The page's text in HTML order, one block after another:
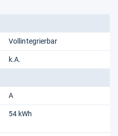
Vollintegrierbar
k.A.
A
54 kWh